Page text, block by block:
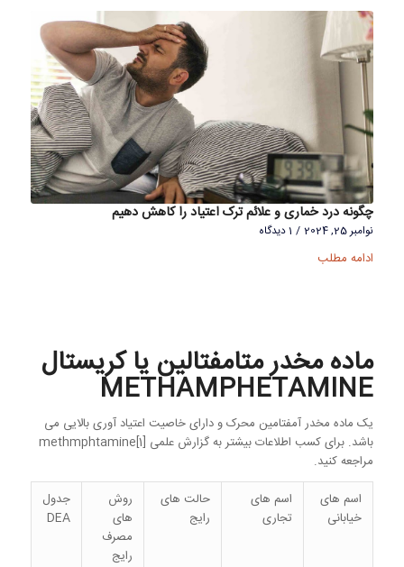
چگونه درد خماری و علائم ترک اعتیاد را کاهش دهیم
نوامبر 25, 2024 / 1 دیدگاه
ادامه مطلب
ماده مخدر متامفتالین یا کریستال
METHAMPHETAMINE
یک ماده مخدر آمفتامین محرک و دارای خاصیت اعتیاد آوری بالایی می
باشد. برای کسب اطلاعات بیشتر به گزارش علمی methmphtamine[1]
مراجعه کنید.
اسم های
خیابانی
اسم های
تجاری
حالت های
رایج
روش
های
مصرف
رایج
جدول
DEA